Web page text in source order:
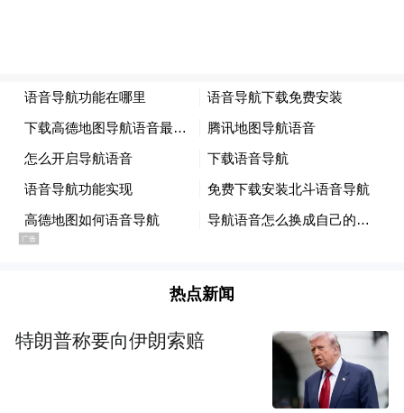
小任摇了摇头
“上车，先去吃饭！”
邵晓严得知他还没吃饭
带他前往附近的夜市
热点新闻
特朗普称要向伊朗索赔